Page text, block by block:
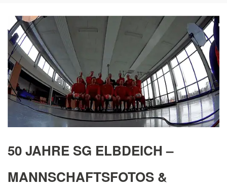
50 JAHRE SG ELBDEICH –
MANNSCHAFTSFOTOS &